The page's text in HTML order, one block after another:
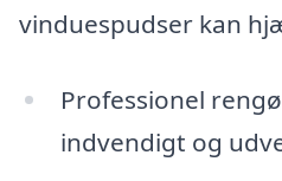
vinduespudser kan
Professionel
indvendigt og